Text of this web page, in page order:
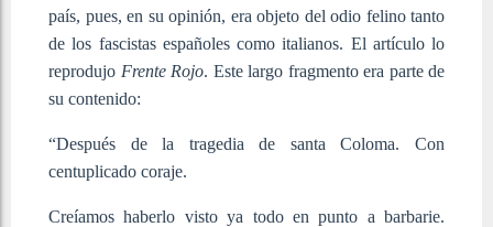
país, pues, en su opinión, era objeto del odio felino tanto
de los fascistas españoles como italianos. El artículo lo
reprodujo Frente Rojo. Este largo fragmento era parte de
su contenido:
“Después de la tragedia de santa Coloma. Con
centuplicado coraje.
Creíamos haberlo visto ya todo en punto a barbarie.